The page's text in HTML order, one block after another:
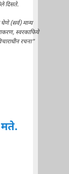
दिसते.
(सर्व) मान्य
स्वरकाफिये
रचना"
मते.